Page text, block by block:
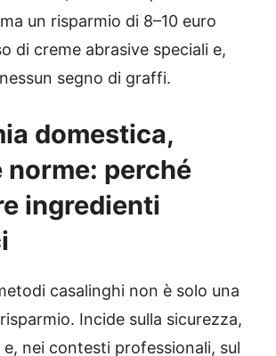
un risparmio di 8–10 euro
di creme abrasive speciali e,
segno di graffi.
domestica,
norme: perché
ingredienti
casalinghi non è solo una
Incide sulla sicurezza,
e, nei contesti professionali, sul